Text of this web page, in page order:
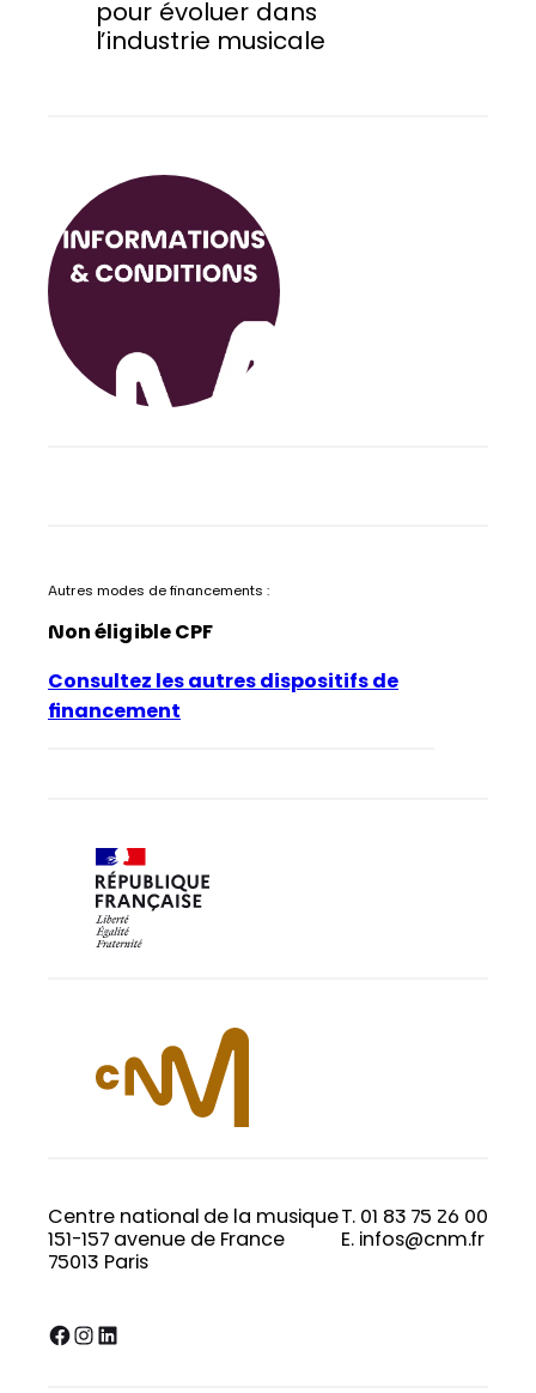
pour évoluer dans
l’industrie musicale
Autres modes de financements :
Non éligible CPF
Consultez les autres dispositifs de
financement
Centre national de la musique
151-157 avenue de France
75013 Paris
T. 01 83 75 26 00
E. infos@cnm.fr
Facebook InstagramLinkedIn